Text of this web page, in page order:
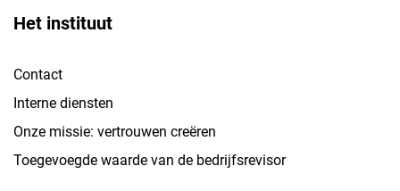
Het instituut
Contact
Interne diensten
Onze missie: vertrouwen creëren
Toegevoegde waarde van de bedrijfsrevisor